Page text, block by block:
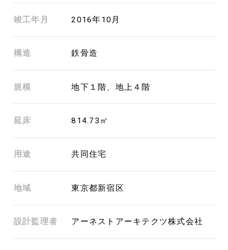
竣工年月 2016年10月
構造 鉄骨造
規模 地下１階、地上４階
延床 814.73㎡
用途 共同住宅
地域 東京都新宿区
設計監理者 アーネストアーキテクツ株式会社